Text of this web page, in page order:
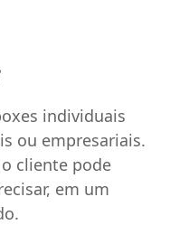
individuais
ou empresariais.
cliente pode
em um